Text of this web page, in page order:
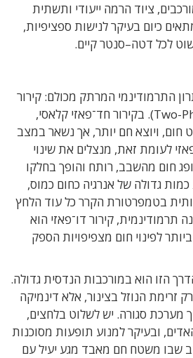
, ציוד הרמה ייעודי ותשתית
כיום בעיקר לנישות ספציפיות,
לכל דטה–סנטר קיים.
התרמודינמי המרתק מכולם: קירור
בקירור חד־פאזי קלאסי,
חום, ויוצא חם יותר, אך נשאר במצב
לעומת זאת, מנצלים את שינוי
חום מהשבב, רותח והופך בחלקו
גדולה של אנרגיה כחום כמוס,
בטמפרטורת הקרר כל עוד הלחץ
תרמודינמית, קירור דו־פאזי הוא
לפינוי חום מצפיפויות הספק
הזו הוא במורכבות הנדסית גדולה.
זרימת הנוזל בצינור, אלא דינמיקה
מערכת סגורה. יש לשלוט בלחצים,
, ובעיקר למנוע תופעות מסוכנות
שבו משטח חם מאבד מגע יעיל עם